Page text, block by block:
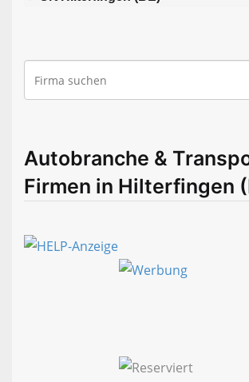
Autobranche &
Firmen in Hilterfingen